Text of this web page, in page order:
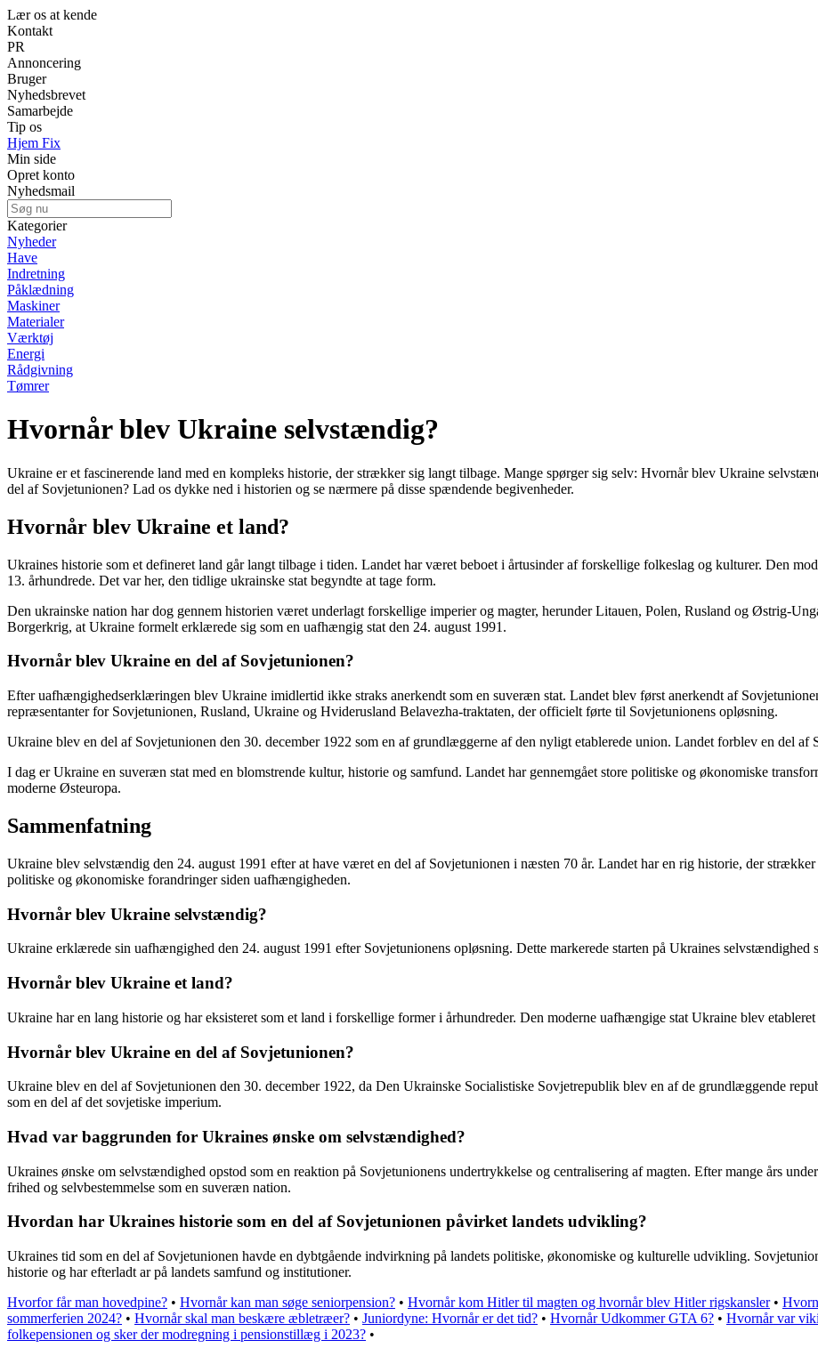
Lær os at kende
Kontakt
PR
Annoncering
Bruger
Nyhedsbrevet
Samarbejde
Tip os
Hjem Fix
Min side
Opret konto
Nyhedsmail
Kategorier
Nyheder
Have
Indretning
Påklædning
Maskiner
Materialer
Værktøj
Energi
Rådgivning
Tømrer
Hvornår blev Ukraine selvstændig?
Ukraine er et fascinerende land med en kompleks historie, der strækker sig langt tilbage. Mange spørger sig selv: Hvornår blev Ukraine
del af Sovjetunionen? Lad os dykke ned i historien og se nærmere på disse spændende begivenheder.
Hvornår blev Ukraine et land?
Ukraines historie som et defineret land går langt tilbage i tiden. Landet har været beboet i årtusinder af forskellige folkeslag og kulturer. Den
13. århundrede. Det var her, den tidlige ukrainske stat begyndte at tage form.
Den ukrainske nation har dog gennem historien været underlagt forskellige imperier og magter, herunder Litauen, Polen, Rusland og Østrig-
Borgerkrig, at Ukraine formelt erklærede sig som en uafhængig stat den 24. august 1991.
Hvornår blev Ukraine en del af Sovjetunionen?
Efter uafhængighedserklæringen blev Ukraine imidlertid ikke straks anerkendt som en suveræn stat. Landet blev først anerkendt af
repræsentanter for Sovjetunionen, Rusland, Ukraine og Hviderusland Belavezha-traktaten, der officielt førte til Sovjetunionens opløsning.
Ukraine blev en del af Sovjetunionen den 30. december 1922 som en af grundlæggerne af den nyligt etablerede union. Landet forblev en del
I dag er Ukraine en suveræn stat med en blomstrende kultur, historie og samfund. Landet har gennemgået store politiske og økonomiske
moderne Østeuropa.
Sammenfatning
Ukraine blev selvstændig den 24. august 1991 efter at have været en del af Sovjetunionen i næsten 70 år. Landet har en rig historie, der
politiske og økonomiske forandringer siden uafhængigheden.
Hvornår blev Ukraine selvstændig?
Ukraine erklærede sin uafhængighed den 24. august 1991 efter Sovjetunionens opløsning. Dette markerede starten på Ukraines selvstændighed
Hvornår blev Ukraine et land?
Ukraine har en lang historie og har eksisteret som et land i forskellige former i århundreder. Den moderne uafhængige stat Ukraine blev
Hvornår blev Ukraine en del af Sovjetunionen?
Ukraine blev en del af Sovjetunionen den 30. december 1922, da Den Ukrainske Socialistiske Sovjetrepublik blev en af de grundlæggende
som en del af det sovjetiske imperium.
Hvad var baggrunden for Ukraines ønske om selvstændighed?
Ukraines ønske om selvstændighed opstod som en reaktion på Sovjetunionens undertrykkelse og centralisering af magten. Efter mange års
frihed og selvbestemmelse som en suveræn nation.
Hvordan har Ukraines historie som en del af Sovjetunionen påvirket landets udvikling?
Ukraines tid som en del af Sovjetunionen havde en dybtgående indvirkning på landets politiske, økonomiske og kulturelle udvikling.
historie og har efterladt ar på landets samfund og institutioner.
Hvorfor får man hovedpine? • Hvornår kan man søge seniorpension? • Hvornår kom Hitler til magten og hvornår blev Hitler rigskansler•
sommerferien 2024? • Hvornår skal man beskære æbletræer? • Juniordyne: Hvornår er det tid? • Hvornår Udkommer GTA 6? • Hvornår var
folkepensionen og sker der modregning i pensionstillæg i 2023? •